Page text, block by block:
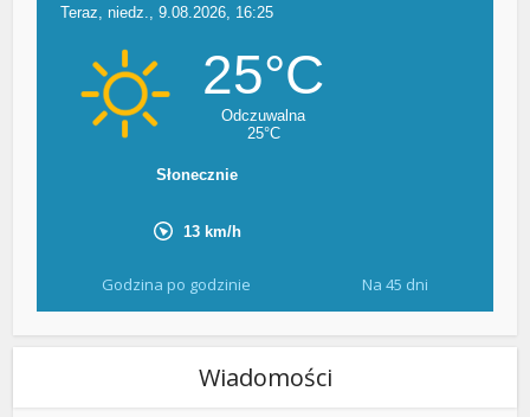
Godzina po godzinie Na 45 dni
Wiadomości